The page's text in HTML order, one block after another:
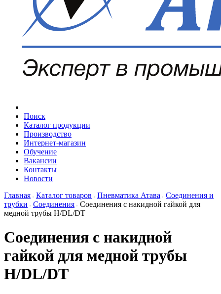
Поиск
Каталог продукции
Производство
Интернет-магазин
Обучение
Вакансии
Контакты
Новости
Главная
Каталог товаров Пневматика Атава
Соединения и
трубки
Соединения
Соединения с накидной гайкой для
медной трубы H/DL/DT
Соединения с накидной
гайкой для медной трубы
H/DL/DT